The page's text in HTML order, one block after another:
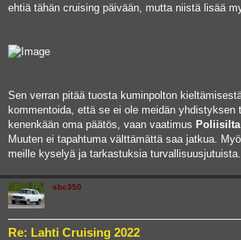
ehtiä tähän cruising päivään, mutta niistä lisää
Sen verran pitää tuosta kuminpolton
kommentoida, että se ei ole meidän yhdistyksen
kenenkään oma päätös, vaan vaatimus Poliisilta
Muuten ei tapahtuma välttämättä saa jatkua.
meille kyselyä ja tarkastuksia turvallisuusjutuista.
sbc350
Re: Lahti Cruising 2022